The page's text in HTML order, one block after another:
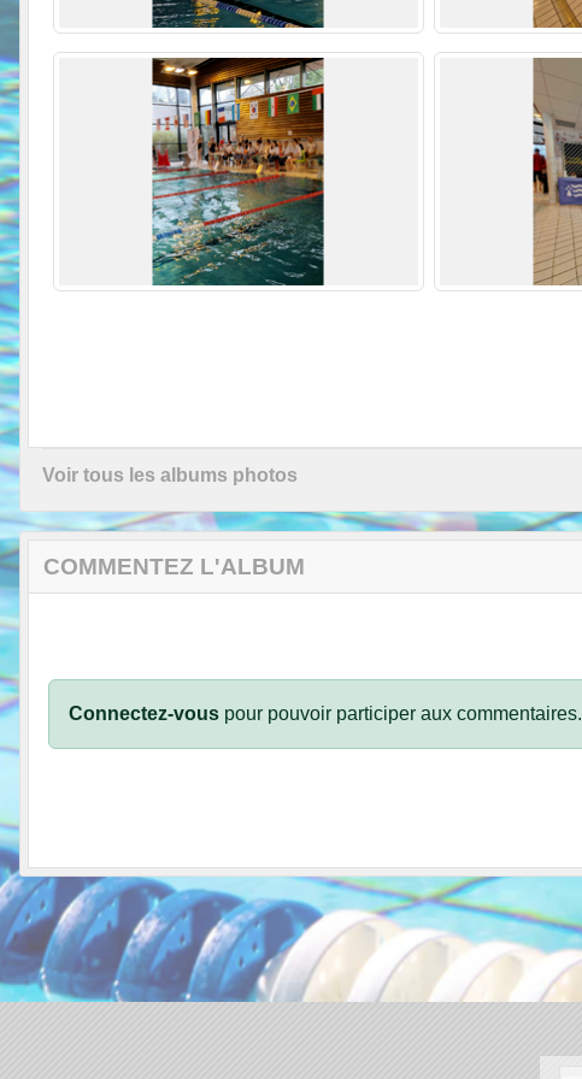
Voir tous les albums photos
COMMENTEZ L'ALBUM
Connectez-vous pour pouvoir participer aux commentaires.